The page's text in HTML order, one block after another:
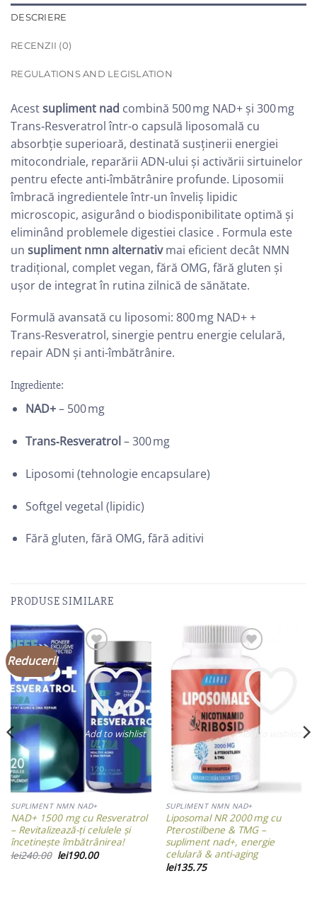
DESCRIERE
RECENZII (0)
REGULATIONS AND LEGISLATION
Acestsupliment nad combină 500 mg NAD+ și 300 mg
Trans‑Resveratrol într-o capsulă liposomală cu
absorbție superioară, destinată susținerii energiei
mitocondriale, reparării ADN‑ului și activării sirtuinelor
pentru efecte anti‑îmbătrânire profunde. Liposomii
îmbracă ingredientele într-un înveliș lipidic
microscopic, asigurând o biodisponibilitate optimă și
eliminând problemele digestiei clasice . Formula este
un supliment nmn alternativmai eficient decât NMN
tradițional, complet vegan, fără OMG, fără gluten și
ușor de integrat în rutina zilnică de sănătate.
Formulă avansată cu liposomi: 800 mg NAD+ +
Trans‑Resveratrol, sinergie pentru energie celulară,
repair ADN și anti-îmbătrânire.
Ingrediente:
NAD+– 500 mg
Trans‑Resveratrol – 300 mg
Liposomi (tehnologie encapsulare)
Softgel vegetal (lipidic)
Fără gluten, fără OMG, fără aditivi
PRODUSE SIMILARE
Reduceri!
Add to wishlist
SUPLIMENT NMN NAD+
NAD+ 1500 mg cu Resveratrol
– Revitalizează-ți celulele și
încetinește îmbătrânirea!
lei240.00 Prețul
inițial
lei190.00Prețul
curent
Add to wishlist
SUPLIMENT NMN NAD+
Liposomal NR 2000 mg cu
Pterostilbene & TMG –
supliment nad+, energie
celulară & anti-aging
lei135.75